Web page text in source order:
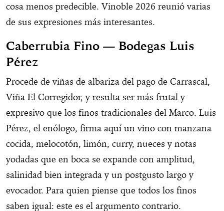
cosa menos predecible. Vinoble 2026 reunió varias
de sus expresiones más interesantes.
Caberrubia Fino — Bodegas Luis
Pérez
Procede de viñas de albariza del pago de Carrascal,
Viña El Corregidor, y resulta ser más frutal y
expresivo que los finos tradicionales del Marco. Luis
Pérez, el enólogo, firma aquí un vino con manzana
cocida, melocotón, limón, curry, nueces y notas
yodadas que en boca se expande con amplitud,
salinidad bien integrada y un postgusto largo y
evocador. Para quien piense que todos los finos
saben igual: este es el argumento contrario.